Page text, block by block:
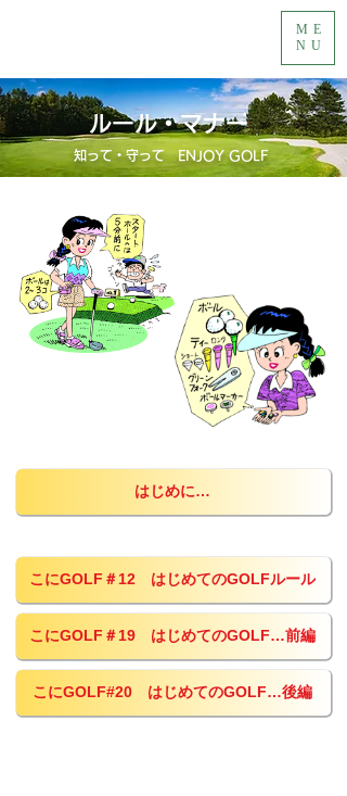
ME
NU
ルール・マナー
知って・守って ENJOY GOLF
はじめに…
こにGOLF＃12 はじめてのGOLFルール
こにGOLF＃19 はじめてのGOLF…前編
こにGOLF#20 はじめてのGOLF…後編